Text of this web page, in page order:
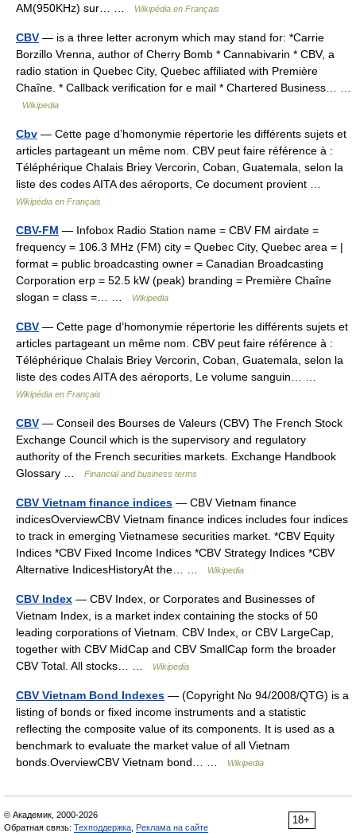
AM(950KHz) sur… …
Wikipédia en Français
CBV — is a three letter acronym which may stand for: *Carrie
Borzillo Vrenna, author of Cherry Bomb * Cannabivarin * CBV, a
radio station in Quebec City, Quebec affiliated with Première
Chaîne. * Callback verification for e mail * Chartered Business… …
Wikipedia
Cbv — Cette page d’homonymie répertorie les différents sujets et
articles partageant un même nom. CBV peut faire référence à :
Téléphérique Chalais Briey Vercorin, Coban, Guatemala, selon la
liste des codes AITA des aéroports, Ce document provient …
Wikipédia en Français
CBV-FM — Infobox Radio Station name = CBV FM airdate =
frequency = 106.3 MHz (FM) city = Quebec City, Quebec area = |
format = public broadcasting owner = Canadian Broadcasting
Corporation erp = 52.5 kW (peak) branding = Première Chaîne
slogan = class =… …
Wikipedia
CBV — Cette page d’homonymie répertorie les différents sujets et
articles partageant un même nom. CBV peut faire référence à :
Téléphérique Chalais Briey Vercorin, Coban, Guatemala, selon la
liste des codes AITA des aéroports, Le volume sanguin… …
Wikipédia en Français
CBV — Conseil des Bourses de Valeurs (CBV) The French Stock
Exchange Council which is the supervisory and regulatory
authority of the French securities markets. Exchange Handbook
Glossary …
Financial and business terms
CBV Vietnam finance indices — CBV Vietnam finance
indicesOverviewCBV Vietnam finance indices includes four indices
to track in emerging Vietnamese securities market. *CBV Equity
Indices *CBV Fixed Income Indices *CBV Strategy Indices *CBV
Alternative IndicesHistoryAt the… …
Wikipedia
CBV Index — CBV Index, or Corporates and Businesses of
Vietnam Index, is a market index containing the stocks of 50
leading corporations of Vietnam. CBV Index, or CBV LargeCap,
together with CBV MidCap and CBV SmallCap form the broader
CBV Total. All stocks… …
Wikipedia
CBV Vietnam Bond Indexes — (Copyright No 94/2008/QTG) is a
listing of bonds or fixed income instruments and a statistic
reflecting the composite value of its components. It is used as a
benchmark to evaluate the market value of all Vietnam
bonds.OverviewCBV Vietnam bond… …
Wikipedia
18+
© Академик, 2000-2026
Обратная связь: Техподдержка Реклама на сайте